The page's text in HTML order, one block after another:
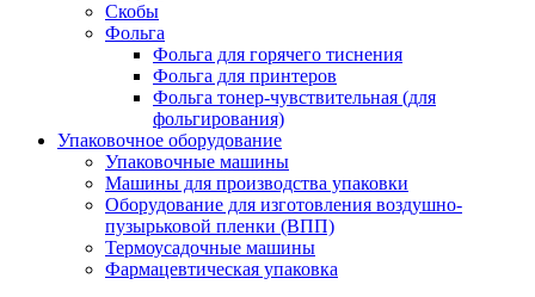
Скобы
Фольга
Фольга для горячего тиснения
Фольга для принтеров
Фольга тонер-чувствительная (для
фольгирования)
Упаковочное оборудование
Упаковочные машины
Машины для производства упаковки
Оборудование для изготовления воздушно-
пузырьковой пленки (ВПП)
Термоусадочные машины
Фармацевтическая упаковка